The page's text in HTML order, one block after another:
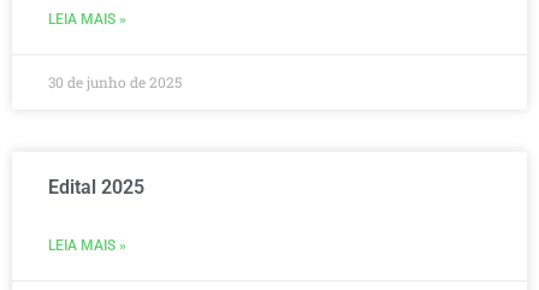
LEIA MAIS »
30 de junho de 2025
Edital 2025
LEIA MAIS »